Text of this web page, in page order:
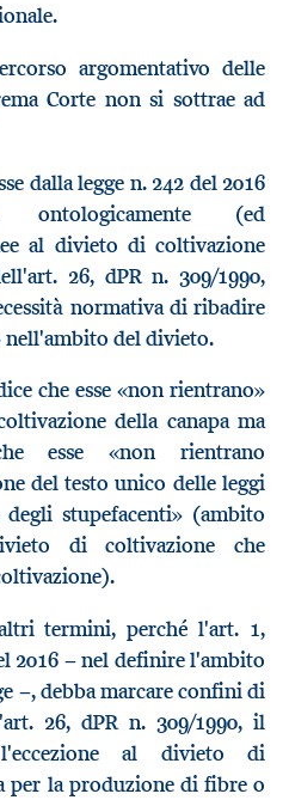
argomentativo delle
Corte non si sottrae ad
dalla legge n. 242 del 2016
(ed
al divieto di coltivazione
26, dPR n. 309/1990,
normativa di ribadire
nell'ambito del divieto.
che esse «non rientrano»
della canapa ma
esse «non rientrano
del testo unico delle leggi
stupefacenti» (ambito
di coltivazione che
termini, perché l'art. 1,
2016 − nel definire l'ambito
−, debba marcare confini di
26, dPR n. 309/1990, il
al divieto di
per la produzione di fibre o